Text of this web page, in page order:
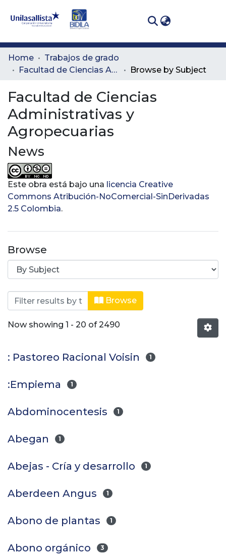
Communities
& Collections
All of DSpace
Home
Trabajos de grado
Facultad de Ciencias Administrativas y Agropecuarias
Browse by Subject
Facultad de Ciencias
Administrativas y
Agropecuarias
News
Este obra está bajo una licencia Creative
Commons Atribución-NoComercial-SinDerivadas
2.5 Colombia.
Browse
Browsing Facultad de Ciencias
Browse
Now showing 1 - 20 of 2490
: Pastoreo Racional Voisin 1
:Empiema 1
Abdominocentesis 1
Abegan 1
Abejas - Cría y desarrollo 1
Aberdeen Angus 1
Abono de plantas 1
Abono orgánico 3